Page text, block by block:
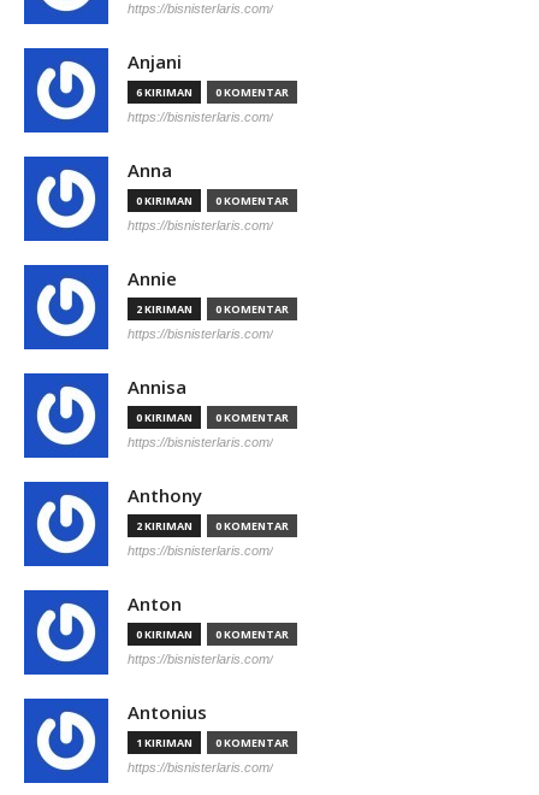
https://bisnisterlaris.com/
Anjani
6 KIRIMAN 0 KOMENTAR
https://bisnisterlaris.com/
Anna
0 KIRIMAN 0 KOMENTAR
https://bisnisterlaris.com/
Annie
2 KIRIMAN 0 KOMENTAR
https://bisnisterlaris.com/
Annisa
0 KIRIMAN 0 KOMENTAR
https://bisnisterlaris.com/
Anthony
2 KIRIMAN 0 KOMENTAR
https://bisnisterlaris.com/
Anton
0 KIRIMAN 0 KOMENTAR
https://bisnisterlaris.com/
Antonius
1 KIRIMAN 0 KOMENTAR
https://bisnisterlaris.com/